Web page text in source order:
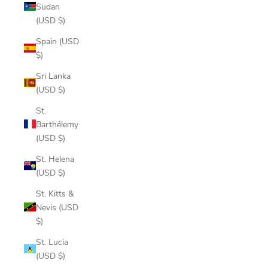
Sudan
(USD $)
Spain (USD
$)
Sri Lanka
(USD $)
St.
Barthélemy
(USD $)
St. Helena
(USD $)
St. Kitts &
Nevis (USD
$)
St. Lucia
(USD $)